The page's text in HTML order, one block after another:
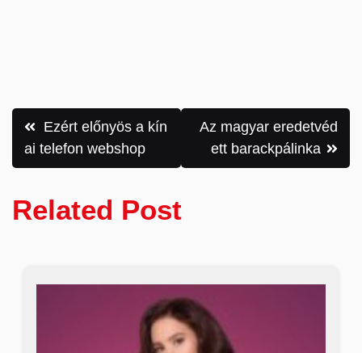
Bejegyzés
navigáció
Ezért előnyös a kín
ai telefon webshop
Az magyar eredetvéd
ett barackpálinka
Related Post